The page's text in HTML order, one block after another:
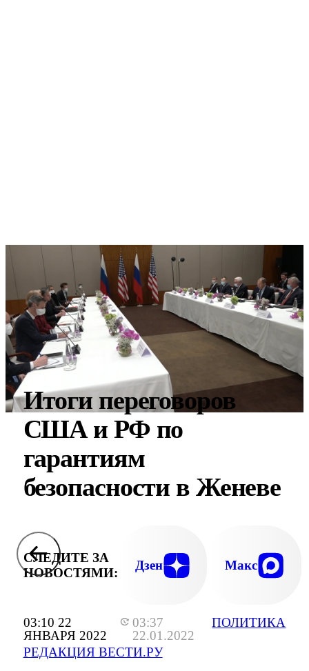
03:10 22
ЯНВАРЯ 2022
03:37
22.01.2022
РЕДАКЦИЯ ВЕСТИ.РУ
ПОЛИТИКА
Итоги переговоров
США и РФ по
гарантиям
безопасности в Женеве
СЛЕДИТЕ ЗА
НОВОСТЯМИ:
Дзен Макс